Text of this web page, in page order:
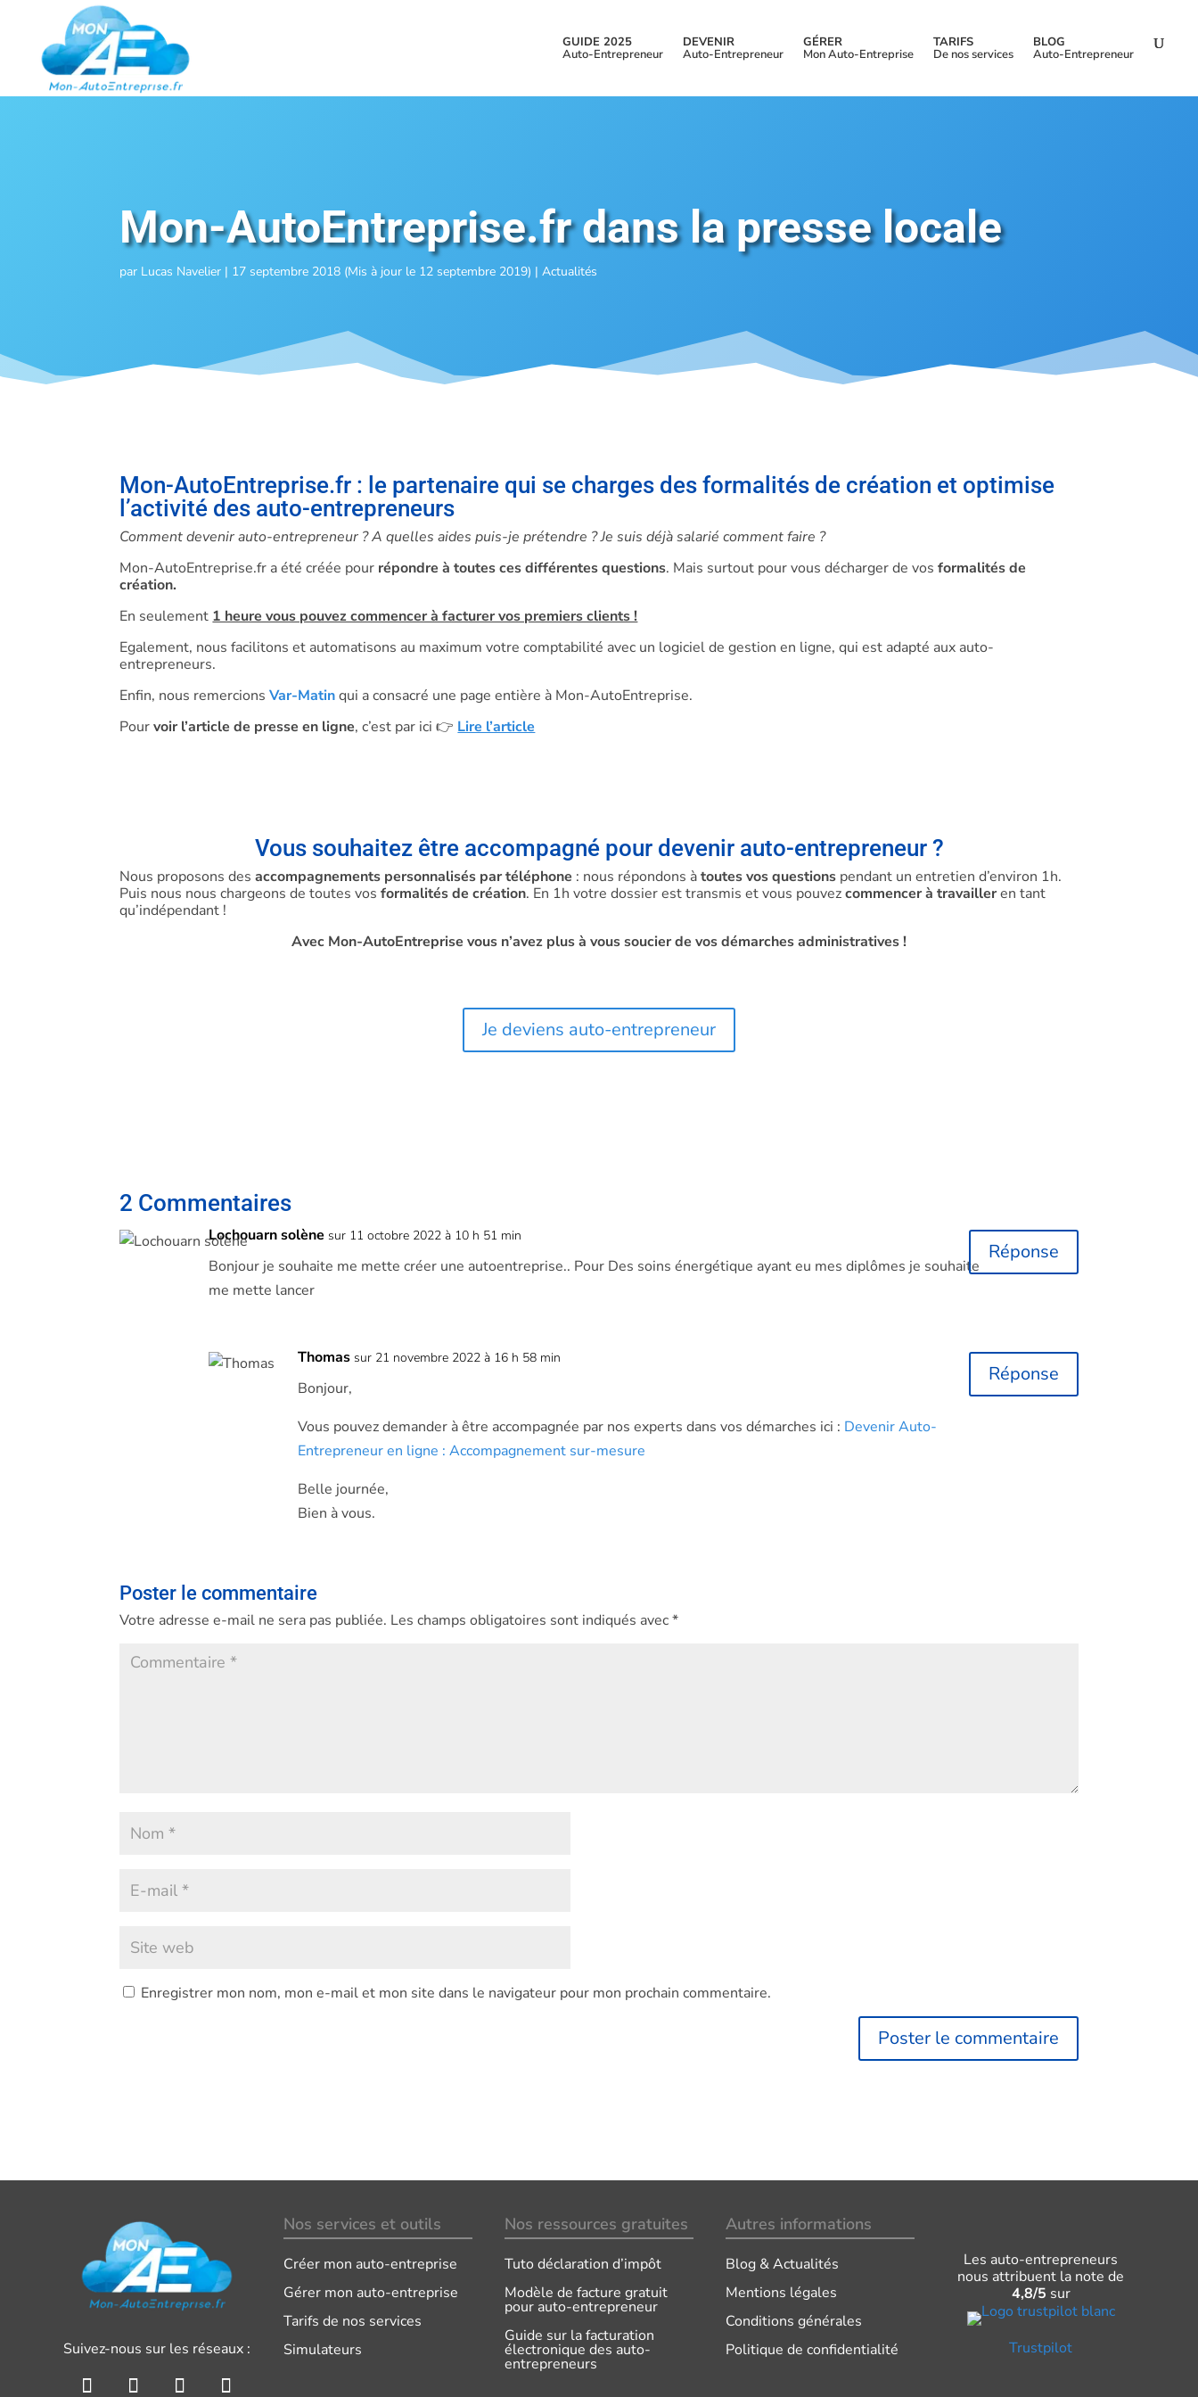
GUIDE 2025
Auto-Entrepreneur
DEVENIR
Auto-Entrepreneur
GÉRER
Mon Auto-Entreprise
TARIFS
De nos services
BLOG
Auto-Entrepreneur
Mon-AutoEntreprise.fr dans la presse locale
par Lucas Navelier | 17 septembre 2018 (Mis à jour le 12 septembre 2019) |Actualités
Mon-AutoEntreprise.fr : le partenaire qui se charges des formalités de création et optimise
l’activité des auto-entrepreneurs
Comment devenir auto-entrepreneur ? A quelles aides puis-je prétendre ? Je suis déjà salarié comment faire ?
Mon-AutoEntreprise.fr a été créée pour répondre à toutes ces différentes questions. Mais surtout pour vous décharger de vosformalités de
création.
En seulement 1 heure vous pouvez commencer à facturer vos premiers clients !
Egalement, nous facilitons et automatisons au maximum votre comptabilité avec un logiciel de gestion en ligne, qui est adapté aux auto-
entrepreneurs.
Enfin, nous remercionsVar-Matinqui a consacré une page entière à Mon-AutoEntreprise.
Pourvoir l’article de presse en ligne, c’est par ici 👉 Lire l’article
Vous souhaitez être accompagné pour devenir auto-entrepreneur ?
Nous proposons desaccompagnements personnalisés par téléphone : nous répondons àtoutes vos questions pendant un entretien d’environ 1h.
Puis nous nous chargeons de toutes vos formalités de création. En 1h votre dossier est transmis et vous pouvezcommencer à travailleren tant
qu’indépendant !
Avec Mon-AutoEntreprise vous n’avez plus à vous soucier de vos démarches administratives !
Je deviens auto-entrepreneur
2 Commentaires
Lochouarn solène sur 11 octobre 2022 à 10 h 51 min
Bonjour je souhaite me mette créer une autoentreprise.. Pour Des soins énergétique ayant eu mes diplômes je souhaite
me mette lancer
Réponse
Thomas sur 21 novembre 2022 à 16 h 58 min
Bonjour,
Vous pouvez demander à être accompagnée par nos experts dans vos démarches ici : Devenir Auto-
Entrepreneur en ligne : Accompagnement sur-mesure
Belle journée,
Bien à vous.
Réponse
Poster le commentaire
Votre adresse e-mail ne sera pas publiée. Les champs obligatoires sont indiqués avec*
Enregistrer mon nom, mon e-mail et mon site dans le navigateur pour mon prochain commentaire.
Suivez-nous sur les réseaux :
Nos services et outils
Créer mon auto-entreprise
Gérer mon auto-entreprise
Tarifs de nos services
Simulateurs
Nos ressources gratuites
Tuto déclaration d’impôt
Modèle de facture gratuit
pour auto-entrepreneur
Guide sur la facturation
électronique des auto-
entrepreneurs
Autres informations
Blog & Actualités
Mentions légales
Conditions générales
Politique de confidentialité
Les auto-entrepreneurs
nous attribuent la note de
4,8/5 sur
Trustpilot